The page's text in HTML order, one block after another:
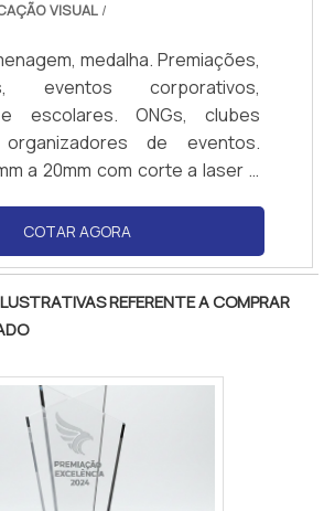
VISUAL /
medalha. Premiações,
eventos corporativos,
escolares. ONGs, clubes
de eventos.
a 20mm com corte a laser e
moderno, leve, elegante e
exclusivos, cortes
e acabamento impecável.
COTAR AGORA
REFERENTE A COMPRAR